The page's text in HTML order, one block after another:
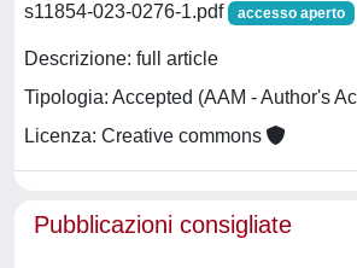
s11854-023-0276-1.pdf accesso aperto
Descrizione: full article
Tipologia: Accepted (AAM - Author's
Licenza: Creative commons
Pubblicazioni consigliate